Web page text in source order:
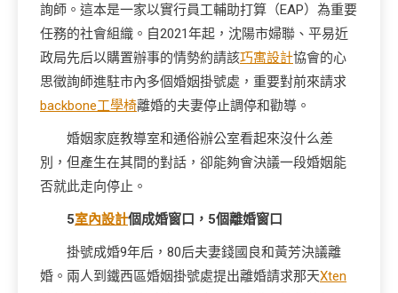
詢師。這本是一家以實行員工輔助打算（EAP）為重要
任務的社會組織。自2021年起，沈陽市婦聯、平易近
政局先后以購置辦事的情勢約請該巧寓設計協會的心
思徵詢師進駐市內多個婚姻掛號處，重要對前來請求
backbone工學椅離婚的夫妻停止調停和勸導。
婚姻家庭教導室和通俗辦公室看起來沒什么差
別，但產生在其間的對話，卻能夠會決議一段婚姻能
否就此走向停止。
5室內設計個成婚窗口，5個離婚窗口
掛號成婚9年后，80后夫妻錢國良和黃芳決議離
婚。兩人到鐵西區婚姻掛號處提出離婚請求那天Xten